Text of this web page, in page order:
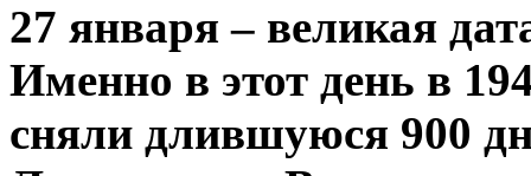
27 января – великая
Именно в этот день в
сняли длившуюся 900